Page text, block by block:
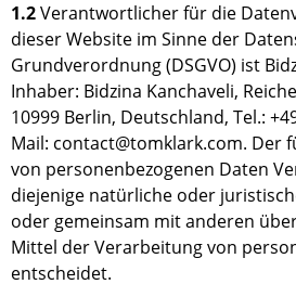
1.2Verantwortlicher für die
dieser Website im Sinne der
Grundverordnung (DSGVO) ist
Inhaber: Bidzina Kanchaveli,
10999 Berlin, Deutschland, Tel.:
Mail: contact@tomklark.com. Der
von personenbezogenen Daten
diejenige natürliche oder
oder gemeinsam mit anderen
Mittel der Verarbeitung von
entscheidet.